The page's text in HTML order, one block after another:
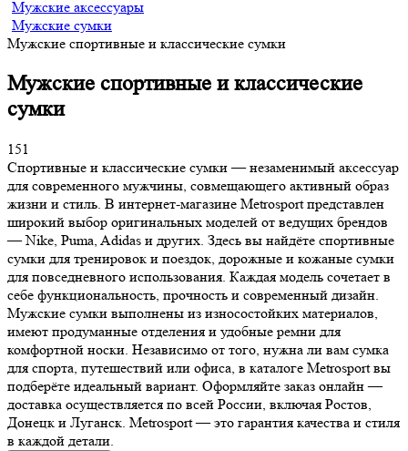
Мужские аксессуары
Мужские сумки
Мужские спортивные и классические сумки
Мужские спортивные и классические
сумки
151
Спортивные и классические сумки — незаменимый аксессуар
для современного мужчины, совмещающего активный образ
жизни и стиль. В интернет-магазине Metrosport представлен
широкий выбор оригинальных моделей от ведущих брендов
— Nike, Puma, Adidas и других. Здесь вы найдёте спортивные
сумки для тренировок и поездок, дорожные и кожаные сумки
для повседневного использования. Каждая модель сочетает в
себе функциональность, прочность и современный дизайн.
Мужские сумки выполнены из износостойких материалов,
имеют продуманные отделения и удобные ремни для
комфортной носки. Независимо от того, нужна ли вам сумка
для спорта, путешествий или офиса, в каталоге Metrosport вы
подберёте идеальный вариант. Оформляйте заказ онлайн —
доставка осуществляется по всей России, включая Ростов,
Донецк и Луганск. Metrosport — это гарантия качества и стиля
в каждой детали.